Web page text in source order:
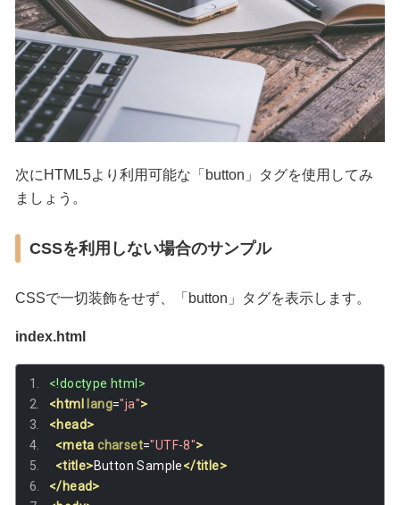
次にHTML5より利用可能な「button」タグを使用してみ
ましょう。
CSSを利用しない場合のサンプル
CSSで一切装飾をせず、「button」タグを表示します。
index.html
<!doctype html>
<html
lang="ja">
<head>
<meta charset="UTF-8">
<title>Button Sample</title>
</head>